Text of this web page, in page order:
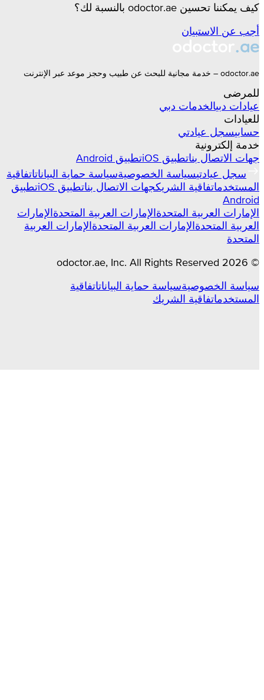
كيف يمكننا تحسين odoctor.ae بالنسبة لك؟
أجب عن الاستبيان
odoctor.ae – خدمة مجانية للبحث عن طبيب وحجز موعد عبر الإنترنت
للمرضى
عيادات دبيالخدمات دبي
للعيادات
حسابيسجل عيادتي
خدمة إلكترونية
جهات الاتصال بناتطبيق iOS
تطبيق Android
سجل عيادتيسياسة الخصوصيةسياسة حماية البياناتاتفاقية
المستخدماتفاقية الشريكجهات الاتصال بناتطبيق iOS
تطبيق
Android
الإمارات العربية المتحدةالإمارات العربية المتحدةالإمارات
العربية المتحدةالإمارات العربية المتحدةالإمارات العربية
المتحدة
©
2026
odoctor.ae , Inc. All Rights Reserved
سياسة الخصوصيةسياسة حماية البياناتاتفاقية
المستخدماتفاقية الشريك